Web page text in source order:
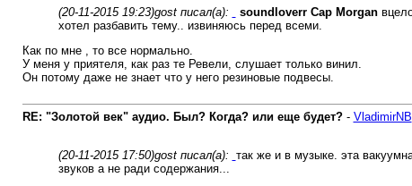
(20-11-2015 19:23)gost писал(а): soundloverr Cap Morgan
хотел разбавить тему.. извиняюсь перед всеми.
Как по мне , то все нормально.
У меня у приятеля, как раз те Ревели, слушает только винил.
Он потому даже не знает что у него резиновые подвесы.
RE: "Золотой век" аудио. Был? Когда? или еще будет?- VladimirNB
(20-11-2015 17:50)gost писал(а): так же и в музыке. эта
звуков а не ради содержания...